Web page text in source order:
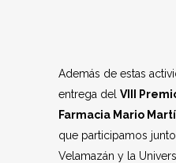
Además de estas
entrega del VIII
Farmacia Mario
que participamos
Velamazán y la